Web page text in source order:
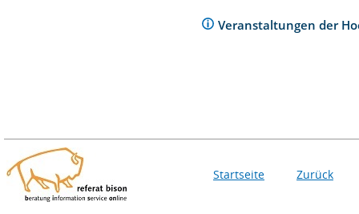
Veranstaltungen der
Startseite Zurück